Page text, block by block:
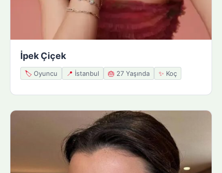
İpek Çiçek
🏷️ Oyuncu 📍 İstanbul 🎂 27 Yaşında ✨ Koç